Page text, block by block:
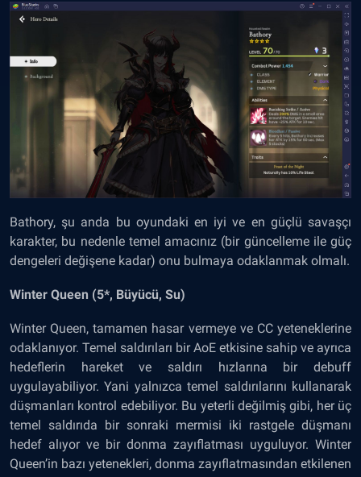
Bathory, şu anda bu oyundaki en iyi ve en güçlü savaşçı
karakter, bu nedenle temel amacınız (bir güncelleme ile güç
dengeleri değişene kadar) onu bulmaya odaklanmak olmalı.
Winter Queen (5*, Büyücü, Su)
Winter Queen, tamamen hasar vermeye ve CC yeteneklerine
odaklanıyor. Temel saldırıları bir AoE etkisine sahip ve ayrıca
hedeflerin hareket ve saldırı hızlarına bir debuff
uygulayabiliyor. Yani yalnızca temel saldırılarını kullanarak
düşmanları kontrol edebiliyor. Bu yeterli değilmiş gibi, her üç
temel saldırıda bir sonraki mermisi iki rastgele düşmanı
hedef alıyor ve bir donma zayıflatması uyguluyor. Winter
Queen’in bazı yetenekleri, donma zayıflatmasından etkilenen